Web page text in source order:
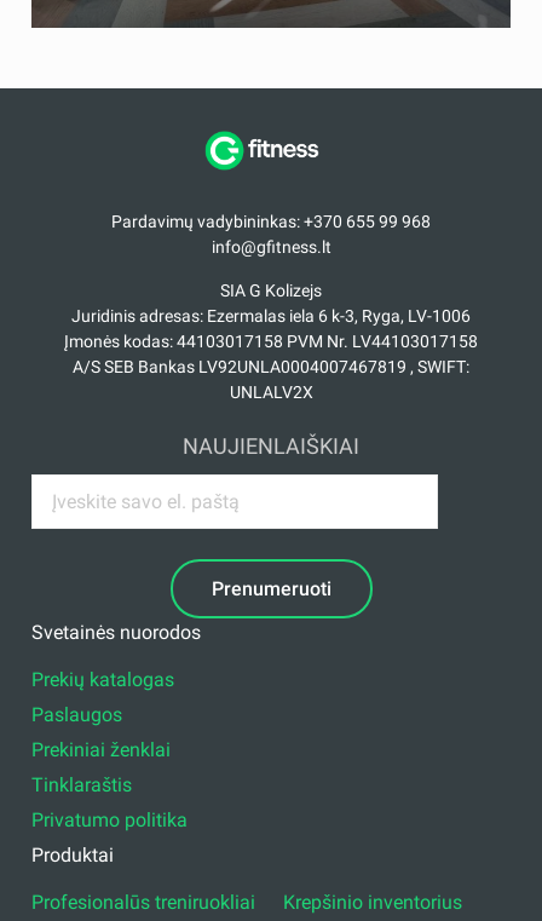
Pardavimų vadybininkas: +370 655 99 968
info@gfitness.lt
SIA G Kolizejs
Juridinis adresas: Ezermalas iela 6 k-3, Ryga, LV-1006
Įmonės kodas: 44103017158 PVM Nr. LV44103017158
A/S SEB Bankas LV92UNLA0004007467819 , SWIFT:
UNLALV2X
NAUJIENLAIŠKIAI
Prenumeruoti
Svetainės nuorodos
Prekių katalogas
Paslaugos
Prekiniai ženklai
Tinklaraštis
Privatumo politika
Produktai
Profesionalūs treniruokliai
Krepšinio inventorius